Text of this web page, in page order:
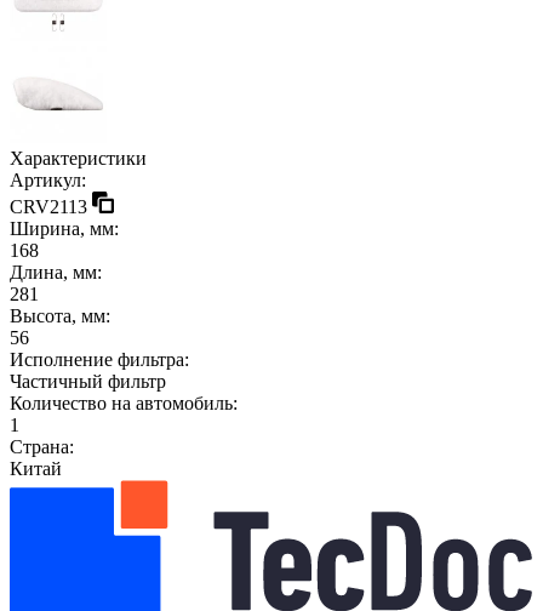
Характеристики
Артикул:
CRV2113
Ширина, мм:
168
Длина, мм:
281
Высота, мм:
56
Исполнение фильтра:
Частичный фильтр
Количество на автомобиль:
1
Страна:
Китай